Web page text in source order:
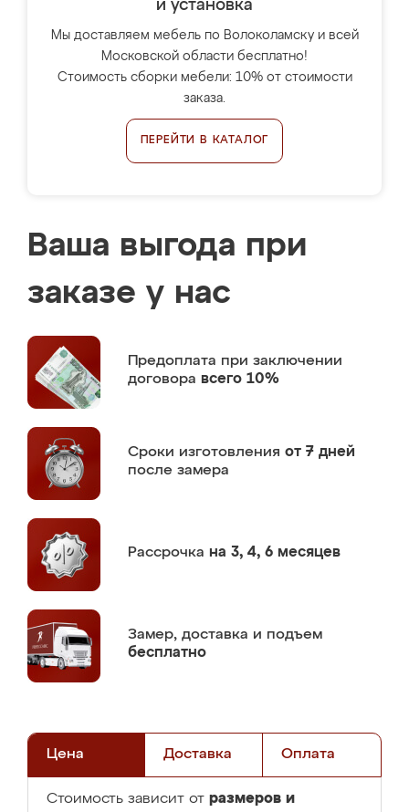
и установка
Мы доставляем мебель по Волоколамску и всей
Московской области бесплатно!
Стоимость сборки мебели: 10% от стоимости
заказа.
ПЕРЕЙТИ В КАТАЛОГ
Ваша выгода при
заказе у нас
Предоплата при заключении
договора всего 10%
Сроки изготовления от 7 дней
после замера
Рассрочка на 3, 4, 6 месяцев
Замер, доставка и подъем
бесплатно
Цена Доставка Оплата
Стоимость зависит от размеров и